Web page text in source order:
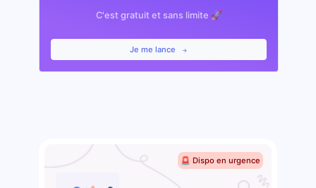
C'est gratuit et sans limite 🚀
Je me lance
🚨 Dispo en urgence